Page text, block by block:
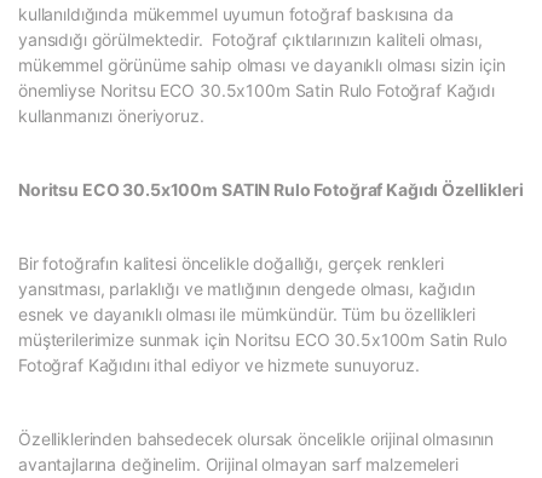
kullanıldığında mükemmel uyumun fotoğraf baskısına da
yansıdığı görülmektedir. Fotoğraf çıktılarınızın kaliteli olması,
mükemmel görünüme sahip olması ve dayanıklı olması sizin için
önemliyse Noritsu ECO 30.5x100m Satin Rulo Fotoğraf Kağıdı
kullanmanızı öneriyoruz.
Noritsu ECO 30.5x100m SATIN Rulo Fotoğraf Kağıdı Özellikleri
Bir fotoğrafın kalitesi öncelikle doğallığı, gerçek renkleri
yansıtması, parlaklığı ve matlığının dengede olması, kağıdın
esnek ve dayanıklı olması ile mümkündür. Tüm bu özellikleri
müşterilerimize sunmak için Noritsu ECO 30.5x100m Satin Rulo
Fotoğraf Kağıdını ithal ediyor ve hizmete sunuyoruz.
Özelliklerinden bahsedecek olursak öncelikle orijinal olmasının
avantajlarına değinelim. Orijinal olmayan sarf malzemeleri